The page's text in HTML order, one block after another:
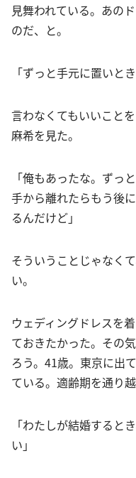
見舞われている。あの
のだ、と。
「ずっと手元に置いと
言わなくてもいいこと
麻希を見た。
「俺もあったな。ずっ
手から離れたらもう後
るんだけど」
そういうことじゃなく
い。
ウェディングドレスを
ておきたかった。その
ろう。41歳。東京に出
ている。適齢期を通り
「わたしが結婚すると
い」